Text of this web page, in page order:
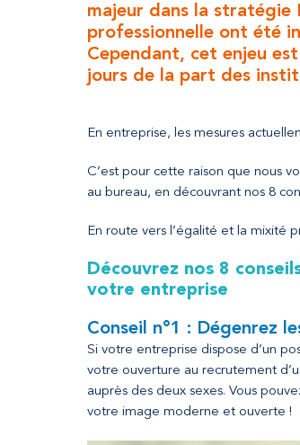
majeur dans la stratégie
professionnelle ont été
Cependant, cet enjeu
jours de la part des
En entreprise, les mesures
C’est pour cette raison que nous
au bureau, en découvrant nos 8
En route vers l’égalité et la mixité
Découvrez nos 8
votre entreprise
Conseil n°1 : Dégenrez
Si votre entreprise dispose d’un
votre ouverture au recrutement
auprès des deux sexes. Vous
votre image moderne et ouverte !